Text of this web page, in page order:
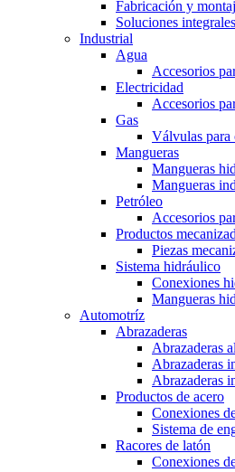
Fabricación y
Soluciones
Industrial
Agua
Accesorios
Electricidad
Accesorios
Gas
Válvulas
Mangueras
Mangueras
Mangueras
Petróleo
Accesorios
Productos
Piezas
Sistema hidráulico
Conexiones
Mangueras
Automotríz
Abrazaderas
Abrazaderas
Abrazaderas
Abrazaderas
Productos de acero
Conexiones
Sistema de
Racores de latón
Conexiones